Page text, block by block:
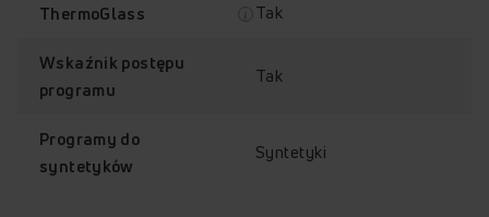
ThermoGlass Tak
Wskaźnik postępu
programu
Tak
Programy do
syntetyków
Syntetyki